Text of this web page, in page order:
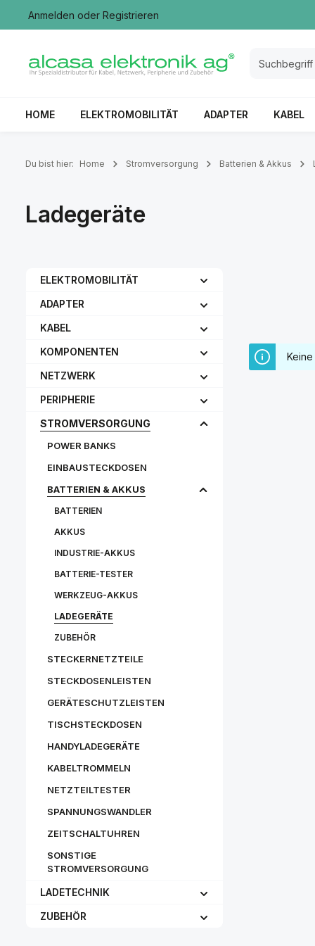
Zur Hauptnavigation springen
Anmelden oder Registrieren
HOME ELEKTROMOBILITÄT ADAPTER KABEL
Du bist hier: Home Stromversorgung Batterien & Akkus
Ladegeräte
ELEKTROMOBILITÄT
ADAPTER
KABEL
KOMPONENTEN
NETZWERK
PERIPHERIE
STROMVERSORGUNG
POWER BANKS
EINBAUSTECKDOSEN
BATTERIEN & AKKUS
BATTERIEN
AKKUS
INDUSTRIE-AKKUS
BATTERIE-TESTER
WERKZEUG-AKKUS
LADEGERÄTE
ZUBEHÖR
STECKERNETZTEILE
STECKDOSENLEISTEN
GERÄTESCHUTZLEISTEN
TISCHSTECKDOSEN
HANDYLADEGERÄTE
KABELTROMMELN
NETZTEILTESTER
SPANNUNGSWANDLER
ZEITSCHALTUHREN
SONSTIGE
STROMVERSORGUNG
LADETECHNIK
ZUBEHÖR